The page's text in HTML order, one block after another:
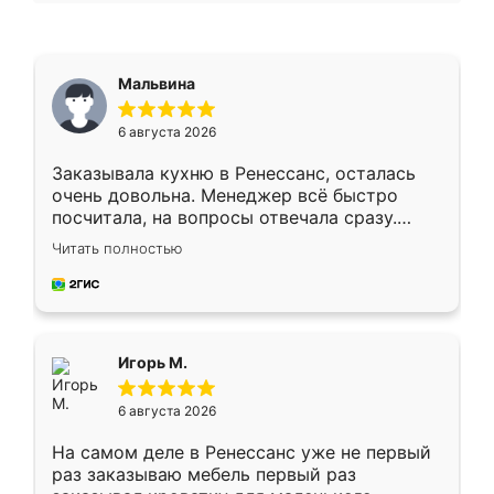
Мальвина
6 августа 2026
Заказывала кухню в Ренессанс, осталась
очень довольна. Менеджер всё быстро
посчитала, на вопросы отвечала сразу.
Замерщик приехал в субботу, подошёл к
делу со всей ответственностью. Собрали
за день, ребята работали аккуратно, даже
Читать полностью
Игорь М.
6 августа 2026
На самом деле в Ренессанс уже не первый
раз заказываю мебель первый раз